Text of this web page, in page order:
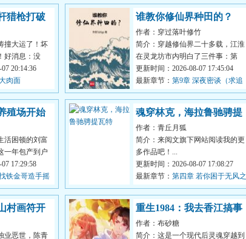
猎枪打破
撞大运了！坏
好消息：没
代...物资匮
20:14:36
肉面
谁教你修仙界种田的？
作者：穿过落叶修竹
简介：穿越修仙界二十多载，江淮
在灵龙坊市内明白了三件事：第
一，种田不能发家致富。第二，身
无六艺，寸...
更新时间：2026-08-07 17:45:04
最新章节： 第9章 深夜密谈（求追
读）
殖场开始
活困顿的刘富
一年包产到户
农民终于可
17:29:58
铁金哥造手摇
魂穿林克，海拉鲁驰骋提
瓦特
作者：青丘月狐
简介：来阅文旗下网站阅读我的更
多作品吧！...
更新时间：2026-08-07 17:08:27
最新章节： 第四章 若你困于无风之
地
村画符开
业恶世，陈青
重生1984：我去香江搞事
业
作者：布砂糖
简介：这是一个现代后灵魂穿越到